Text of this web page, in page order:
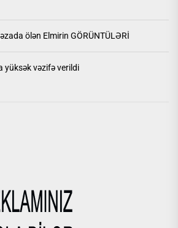
ölən Elmirin GÖRÜNTÜLƏRİ
yüksək vəzifə verildi